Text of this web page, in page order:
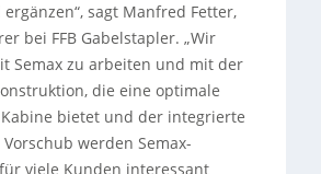
sagt Manfred Fetter,
bei FFB Gabelstapler. „Wir
Semax zu arbeiten und mit der
die eine optimale
bietet und der integrierte
werden Semax-
viele Kunden interessant